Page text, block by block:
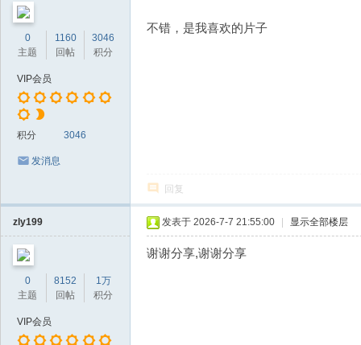
0
主题
1160
回帖
3046
积分
VIP会员
积分 3046
发消息
不错，是我喜欢的片子
回复
zly199
0
主题
8152
回帖
1万
积分
VIP会员
发表于 2026-7-7 21:55:00 显示全部楼层
谢谢分享,谢谢分享